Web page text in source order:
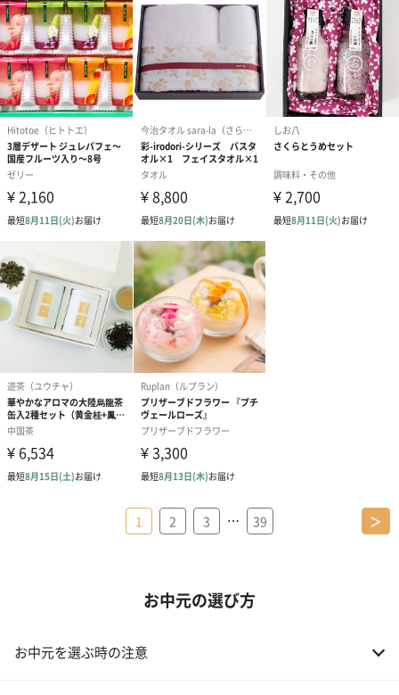
1 2 3 … 39 ＞
お中元の選び方
お中元を選ぶ時の注意